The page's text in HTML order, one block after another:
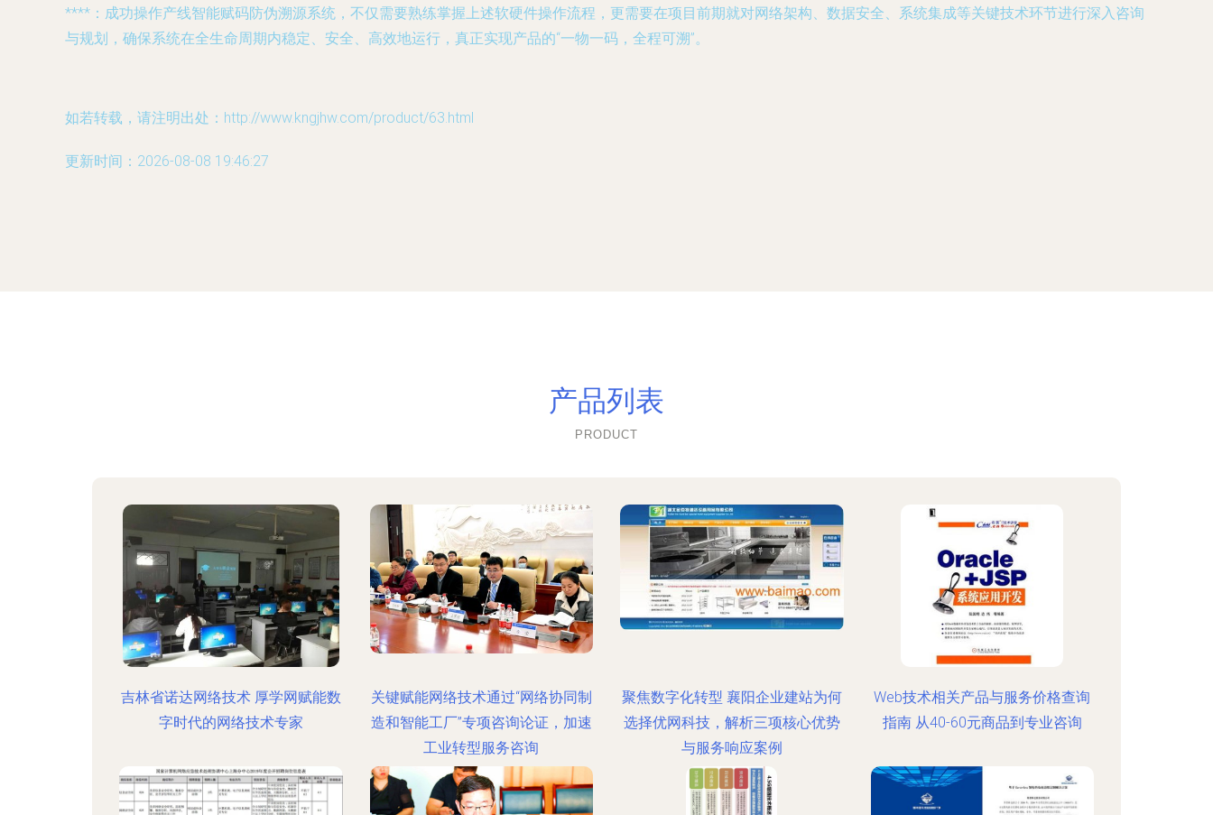
****：成功操作产线智能赋码防伪溯源系统，不仅需要熟练掌握上述软硬件操作流程，更需要在项目前期就对网络架构、数据安全、系统集成等关键技术环节进行深入咨询
与规划，确保系统在全生命周期内稳定、安全、高效地运行，真正实现产品的“一物一码，全程可溯”。
如若转载，请注明出处：http://www.kngjhw.com/product/63.html
更新时间：2026-08-08 19:46:27
产品列表
PRODUCT
吉林省诺达网络技术 厚学网赋能数
字时代的网络技术专家
关键赋能网络技术通过“网络协同制
造和智能工厂”专项咨询论证，加速
工业转型服务咨询
聚焦数字化转型 襄阳企业建站为何
选择优网科技，解析三项核心优势
与服务响应案例
Web技术相关产品与服务价格查询
指南 从40-60元商品到专业咨询